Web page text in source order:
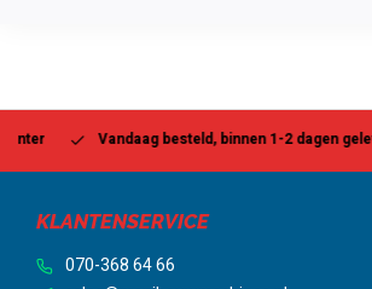
Vandaag besteld, binnen 1-2 dagen geleverd*
KLANTENSERVICE
070-368 64 66